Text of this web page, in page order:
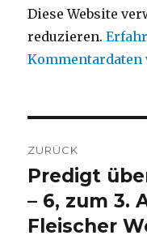
Diese Website
reduzieren.
Kommentardaten
ZURÜCK
Vorheriger
Beitrag:
Predigt
– 6, zum 3.
Fleischer